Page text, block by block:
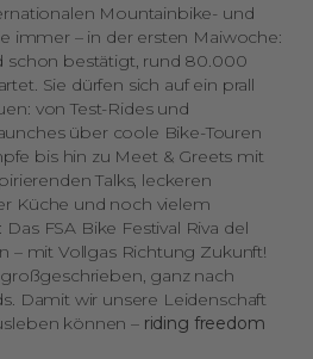
Mountainbike- und
immer – in der ersten Maiwoche:
schon bestätigt, rund 80.000
Sie dürfen sich auf ein prall
von Test-Rides und
über coole Bike-Touren
bis hin zu Meet & Greets mit
Talks, leckeren
Küche und noch vielem
FSA Bike Festival Riva del
– mit Vollgas Richtung Zukunft!
ganz nach
Damit wir unsere Leidenschaft
können – riding freedom